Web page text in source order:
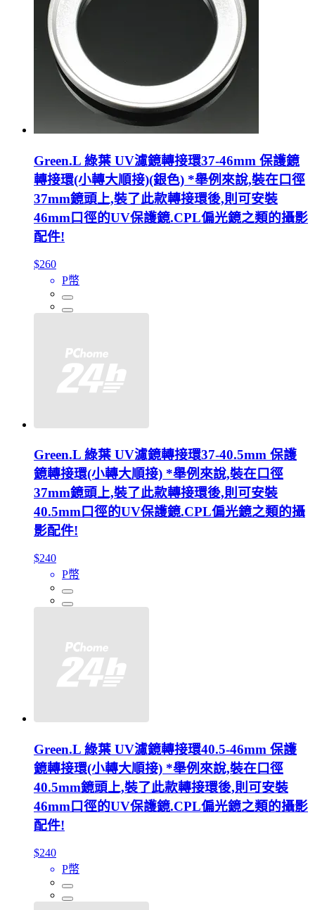
Green.L 綠葉 UV濾鏡轉接環37-46mm 保護鏡
轉接環(小轉大順接)(銀色) *舉例來說,裝在口徑
37mm鏡頭上,裝了此款轉接環後,則可安裝
46mm口徑的UV保護鏡.CPL偏光鏡之類的攝影
配件!
$260
P幣
Green.L 綠葉 UV濾鏡轉接環37-40.5mm 保護
鏡轉接環(小轉大順接) *舉例來說,裝在口徑
37mm鏡頭上,裝了此款轉接環後,則可安裝
40.5mm口徑的UV保護鏡.CPL偏光鏡之類的攝
影配件!
$240
P幣
Green.L 綠葉 UV濾鏡轉接環40.5-46mm 保護
鏡轉接環(小轉大順接) *舉例來說,裝在口徑
40.5mm鏡頭上,裝了此款轉接環後,則可安裝
46mm口徑的UV保護鏡.CPL偏光鏡之類的攝影
配件!
$240
P幣